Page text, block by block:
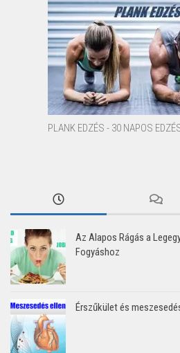
PLANK EDZÉS - 30 NAPOS
Az Alapos Rágás a
Fogyáshoz
Érszűkület és